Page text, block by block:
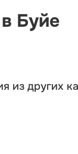
Буйе
из других